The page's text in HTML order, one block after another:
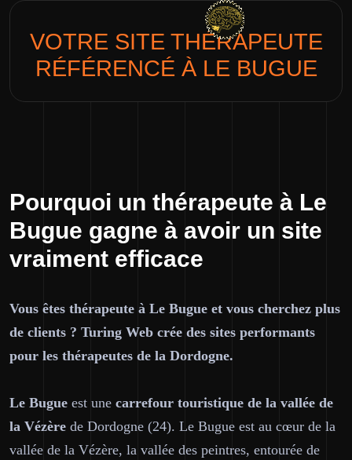
VOTRE SITE THÉRAPEUTE
RÉFÉRENCÉ À LE BUGUE
Pourquoi un thérapeute à Le
Bugue gagne à avoir un site
vraiment efficace
Vous êtes thérapeute à Le Bugue et vous cherchez plus
de clients ? Turing Web crée des sites performants
pour les thérapeutes de la Dordogne.
Le Bugue est une carrefour touristique de la vallée de
la Vézère de Dordogne (24). Le Bugue est au cœur de la
vallée de la Vézère, la vallée des peintres, entourée de